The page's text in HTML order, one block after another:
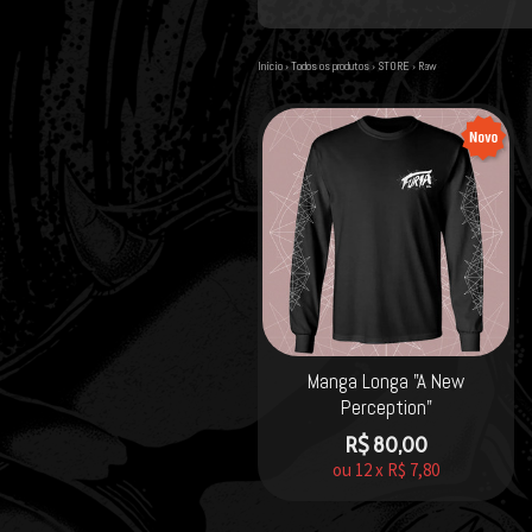
Início›Todos os produtos› STORE › Raw
Manga Longa "A New
Perception"
R$80,00
ou 12x R$ 7,80